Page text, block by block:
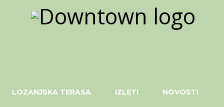
LOZANJSKA TERASA IZLETI NOVOSTI